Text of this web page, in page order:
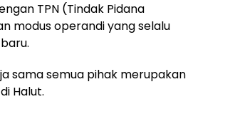
TPN (Tindak Pidana
modus operandi yang selalu
sama semua pihak merupakan
Halut.